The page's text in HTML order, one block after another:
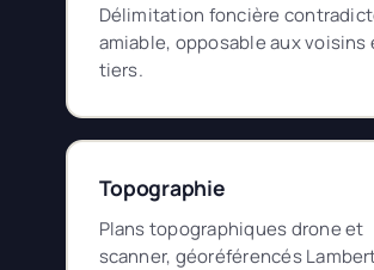
Délimitation foncière
amiable, opposable aux voisins
tiers.
Topographie
Plans topographiques drone et
scanner, géoréférencés